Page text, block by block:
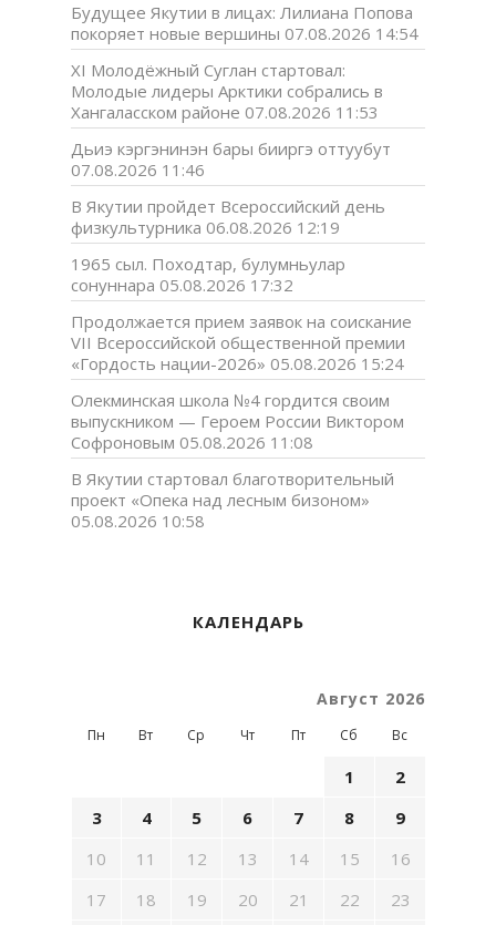
Будущее Якутии в лицах: Лилиана Попова
покоряет новые вершины 07.08.2026 14:54
XI Молодёжный Суглан стартовал:
Молодые лидеры Арктики собрались в
Хангаласском районе 07.08.2026 11:53
Дьиэ кэргэнинэн бары бииргэ оттуубут
07.08.2026 11:46
В Якутии пройдет Всероссийский день
физкультурника 06.08.2026 12:19
1965 сыл. Походтар, булумньулар
сонуннара 05.08.2026 17:32
Продолжается прием заявок на соискание
VII Всероссийской общественной премии
«Гордость нации-2026» 05.08.2026 15:24
Олекминская школа №4 гордится своим
выпускником — Героем России Виктором
Софроновым 05.08.2026 11:08
В Якутии стартовал благотворительный
проект «Опека над лесным бизоном»
05.08.2026 10:58
КАЛЕНДАРЬ
Август 2026
Пн Вт Ср Чт Пт Сб Вс
1
2
3
4 5 6 7 8
9
10
11 12 13 14 15
16
17
18 19 20 21 22
23